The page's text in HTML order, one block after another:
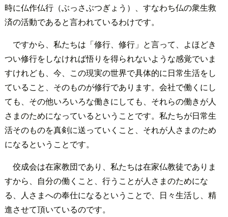
時に仏作仏行（ぶっさぶつぎょう）、すなわち仏の衆生救
済の活動であると言われているわけです。
ですから、私たちは「修行、修行」と言って、よほどき
つい修行をしなければ悟りを得られないような感覚でいま
すけれども、今、この現実の世界で具体的に日常生活をし
ていること、そのものが修行であります。会社で働くにし
ても、その他いろいろな働きにしても、それらの働きが人
さまのためになっているということです。私たちが日常生
活そのものを真剣に送っていくこと、それが人さまのため
になるということです。
佼成会は在家教団であり、私たちは在家仏教徒でありま
すから、自分の働くこと、行うことが人さまのためにな
る、人さまへの奉仕になるということで、日々生活し、精
進させて頂いているのです。